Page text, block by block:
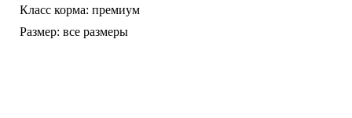
Класс корма: премиум
Размер: все размеры